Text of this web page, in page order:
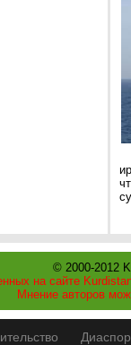
© 2000-2012
на сайте
Мнение авторов